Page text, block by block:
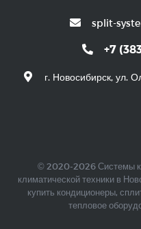
split-
+7
г. Новосибирск, ул.
© 2020-2026 Системы
климатической техники в
купить кондиционеры,
тепловое